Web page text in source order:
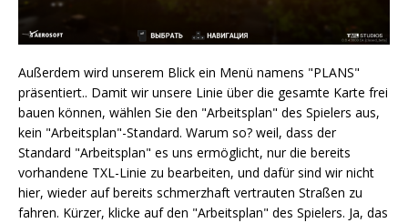
Außerdem wird unserem Blick ein Menü namens "PLANS"
präsentiert.. Damit wir unsere Linie über die gesamte Karte frei
bauen können, wählen Sie den "Arbeitsplan" des Spielers aus,
kein "Arbeitsplan"-Standard. Warum so? weil, dass der
Standard "Arbeitsplan" es uns ermöglicht, nur die bereits
vorhandene TXL-Linie zu bearbeiten, und dafür sind wir nicht
hier, wieder auf bereits schmerzhaft vertrauten Straßen zu
fahren. Kürzer, klicke auf den "Arbeitsplan" des Spielers. Ja, das